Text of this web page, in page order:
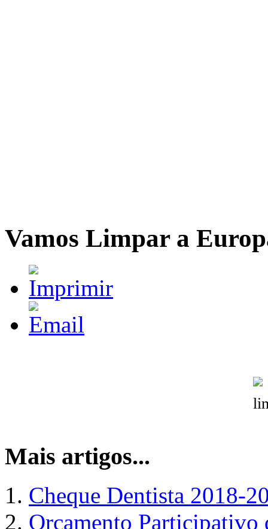
Vamos Limpar a
Mais artigos...
Cheque Dentista 2018-
Orçamento Participativo